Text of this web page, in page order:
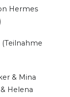
Hermes
& Mina
Helena